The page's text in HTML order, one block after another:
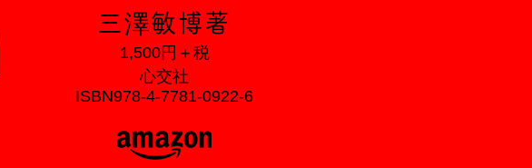
三澤敏博著
1,500円＋ 税
心交社
ISBN978-4-7781-0922-6